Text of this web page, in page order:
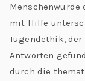
Menschenwürde
mit Hilfe
Tugendethik,
Antworten
durch die